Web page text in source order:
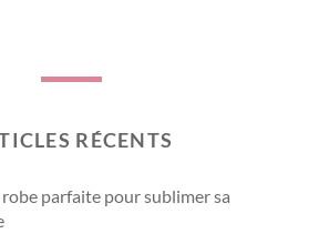
RÉCENTS
parfaite pour sublimer sa